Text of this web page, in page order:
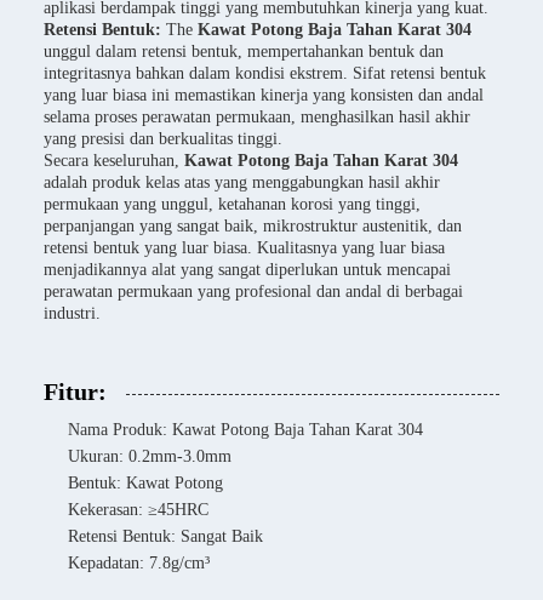
aplikasi berdampak tinggi yang membutuhkan kinerja yang kuat.
Retensi Bentuk: The Kawat Potong Baja Tahan Karat 304
unggul dalam retensi bentuk, mempertahankan bentuk dan
integritasnya bahkan dalam kondisi ekstrem. Sifat retensi bentuk
yang luar biasa ini memastikan kinerja yang konsisten dan andal
selama proses perawatan permukaan, menghasilkan hasil akhir
yang presisi dan berkualitas tinggi.
Secara keseluruhan, Kawat Potong Baja Tahan Karat 304
adalah produk kelas atas yang menggabungkan hasil akhir
permukaan yang unggul, ketahanan korosi yang tinggi,
perpanjangan yang sangat baik, mikrostruktur austenitik, dan
retensi bentuk yang luar biasa. Kualitasnya yang luar biasa
menjadikannya alat yang sangat diperlukan untuk mencapai
perawatan permukaan yang profesional dan andal di berbagai
industri.
Fitur:
Nama Produk: Kawat Potong Baja Tahan Karat 304
Ukuran: 0.2mm-3.0mm
Bentuk: Kawat Potong
Kekerasan: ≥45HRC
Retensi Bentuk: Sangat Baik
Kepadatan: 7.8g/cm³